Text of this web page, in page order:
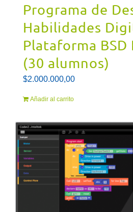
Programa de
Habilidades
Plataforma BSD
(30 alumnos)
$2.000.000,00
Añadir al carrito